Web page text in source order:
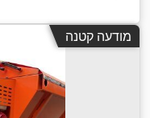
ק"ג, משקל כולל:
, בסיס גלגלים:
בלימת מנוע
יורו 6 , מתלה:
, רוחב כולל:
שטח טעינה:
19.5 מ"ק
מודעה קטנה